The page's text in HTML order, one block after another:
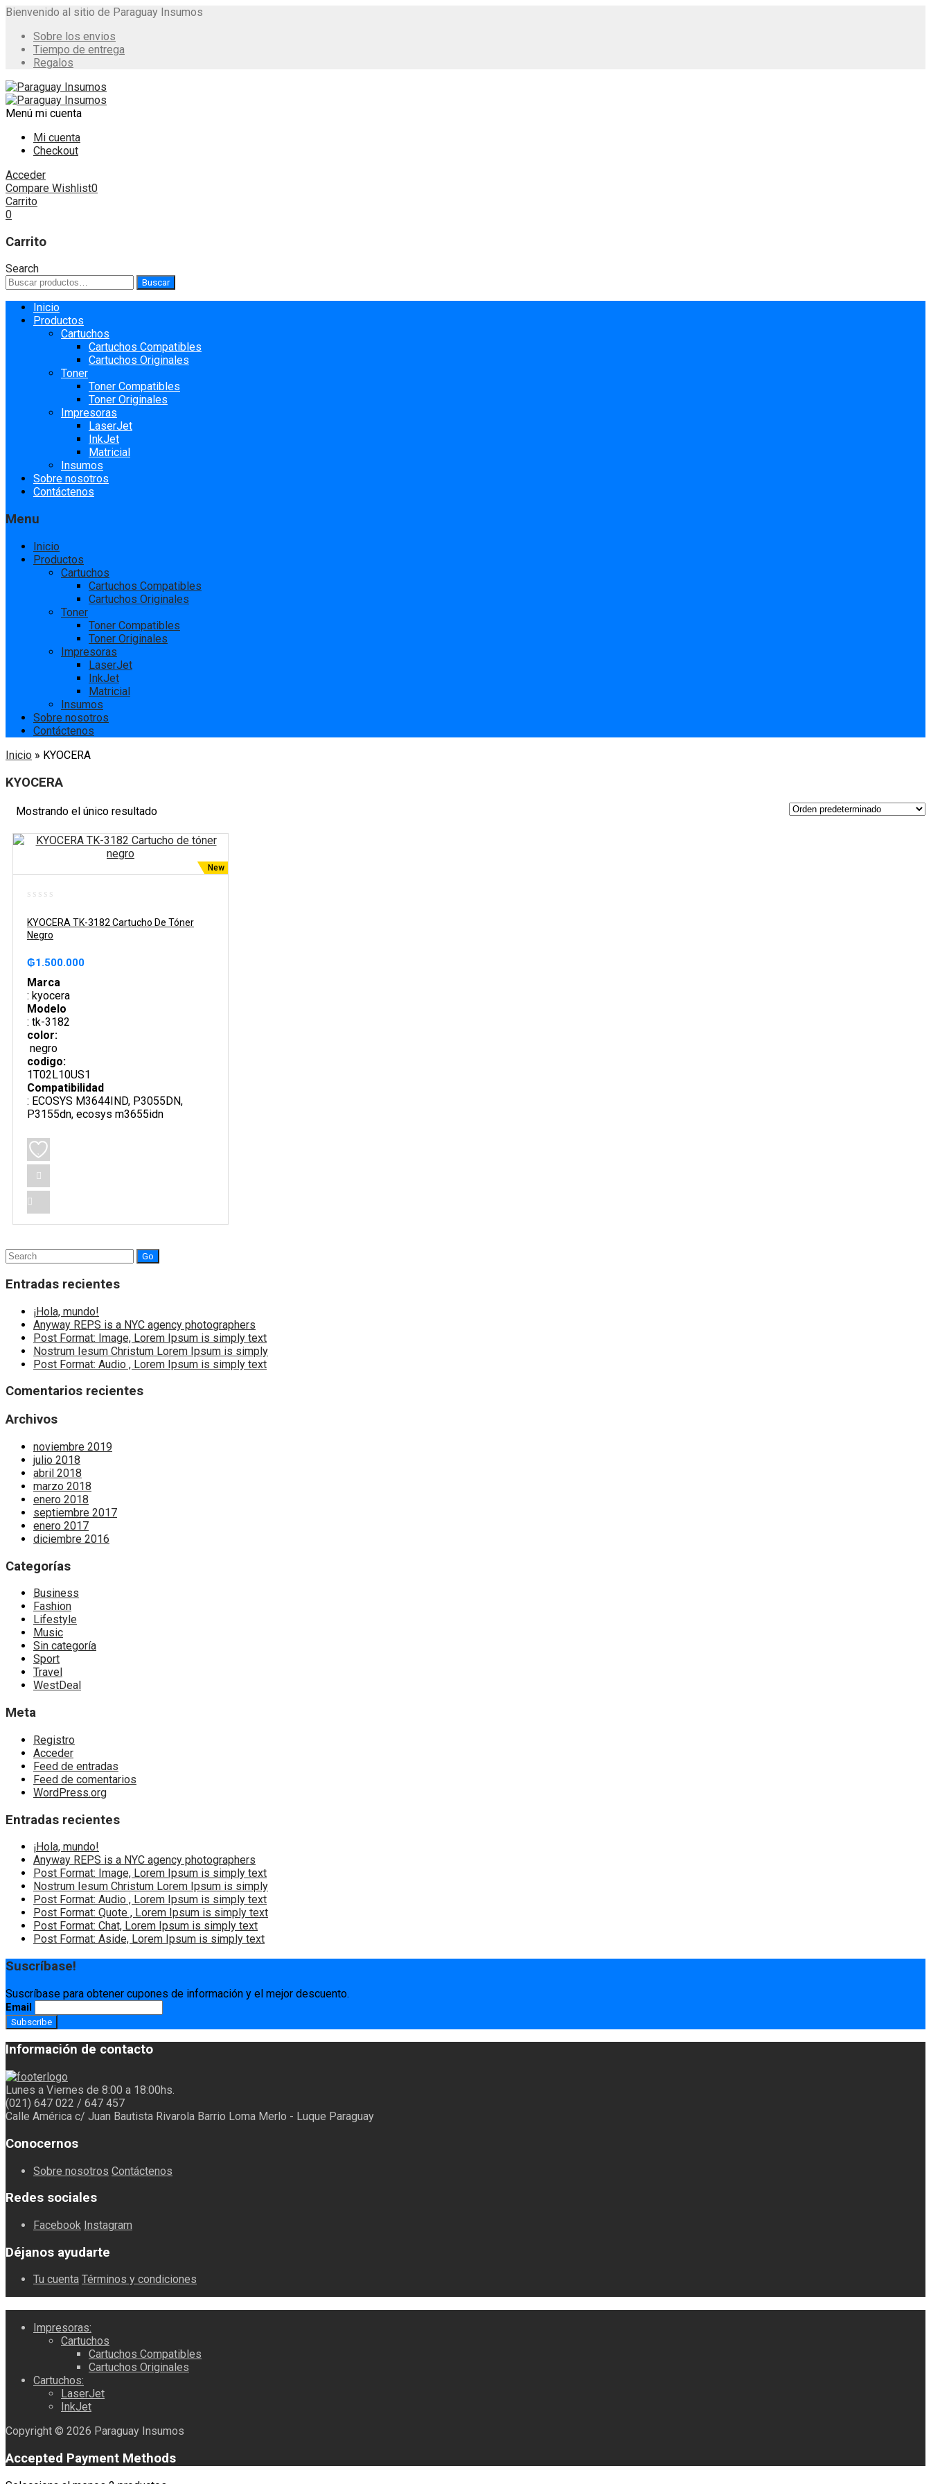
Bienvenido al sitio de Paraguay Insumos
Sobre los envios
Tiempo de entrega
Regalos
Menú mi cuenta
Mi cuenta
Checkout
Acceder
Compare Wishlist0
Carrito
0
Carrito
Search
Buscar
por:
Buscar
Skip
Inicio
Productos
Cartuchos
Cartuchos Compatibles
Cartuchos Originales
Toner
Toner Compatibles
Toner Originales
Impresoras
LaserJet
InkJet
Matricial
Insumos
Sobre nosotros
Contáctenos
Menu
Inicio
Productos
Cartuchos
Cartuchos Compatibles
Cartuchos Originales
Toner
Toner Compatibles
Toner Originales
Impresoras
LaserJet
InkJet
Matricial
Insumos
Sobre nosotros
Contáctenos
Inicio » KYOCERA
KYOCERA
Mostrando el único resultado
New
out
of
5
KYOCERA TK-3182 Cartucho De Tóner
Negro
₲1.500.000
Marca
: kyocera
Modelo
: tk-3182
color:
negro
codigo:
1T02L10US1
Compatibilidad
: ECOSYS M3644IND, P3055DN,
P3155dn, ecosys m3655idn
Search
for:
Entradas recientes
¡Hola, mundo!
Anyway REPS is a NYC agency photographers
Post Format: Image, Lorem Ipsum is simply text
Nostrum Iesum Christum Lorem Ipsum is simply
Post Format: Audio , Lorem Ipsum is simply text
Comentarios recientes
Archivos
noviembre 2019
julio 2018
abril 2018
marzo 2018
enero 2018
septiembre 2017
enero 2017
diciembre 2016
Categorías
Business
Fashion
Lifestyle
Music
Sin categoría
Sport
Travel
WestDeal
Meta
Registro
Acceder
Feed de entradas
Feed de comentarios
WordPress.org
Entradas recientes
¡Hola, mundo!
Anyway REPS is a NYC agency photographers
Post Format: Image, Lorem Ipsum is simply text
Nostrum Iesum Christum Lorem Ipsum is simply
Post Format: Audio , Lorem Ipsum is simply text
Post Format: Quote , Lorem Ipsum is simply text
Post Format: Chat, Lorem Ipsum is simply text
Post Format: Aside, Lorem Ipsum is simply text
Suscríbase!
Suscríbase para obtener cupones de información y el mejor descuento.
Email
Información de contacto
Lunes a Viernes de 8:00 a 18:00hs.
(021) 647 022 / 647 457
Calle América c/ Juan Bautista Rivarola Barrio Loma Merlo - Luque Paraguay
Conocernos
Sobre nosotros Contáctenos
Redes sociales
Facebook Instagram
Déjanos ayudarte
Tu cuenta Términos y condiciones
Impresoras:
Cartuchos
Cartuchos Compatibles
Cartuchos Originales
Cartuchos:
LaserJet
InkJet
Copyright © 2026 Paraguay Insumos
Accepted Payment Methods